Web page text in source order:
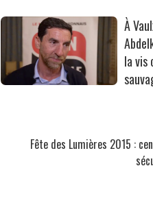
À
la vis
Fête des Lumières 2015 :